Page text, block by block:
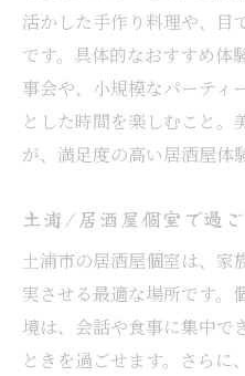
活かした手作り料理や、目
です。具体的なおすすめ体
事会や、小規模なパーティ
とした時間を楽しむこと。
が、満足度の高い居酒屋体
土浦/居酒屋個室で過
土浦市の居酒屋個室は、家
実させる最適な場所です。
境は、会話や食事に集中で
ときを過ごせます。さらに